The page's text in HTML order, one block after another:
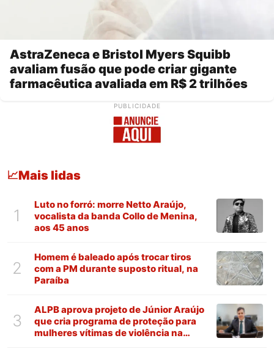
AstraZeneca e Bristol Myers Squibb
avaliam fusão que pode criar gigante
farmacêutica avaliada em R$ 2 trilhões
PUBLICIDADE
📈Mais lidas
1
Luto no forró: morre Netto Araújo,
vocalista da banda Collo de Menina,
aos 45 anos
2
Homem é baleado após trocar tiros
com a PM durante suposto ritual, na
Paraíba
3
ALPB aprova projeto de Júnior Araújo
que cria programa de proteção para
mulheres vítimas de violência na